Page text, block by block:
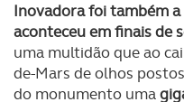
Inovadora foi também
aconteceu em finais de
uma multidão que ao
de-Mars de olhos
do monumento uma